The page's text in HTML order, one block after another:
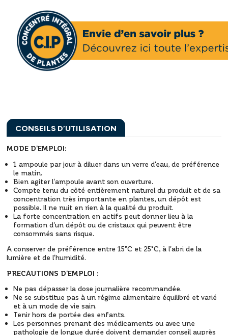
CONSEILS D’UTILISATION
MODE D'EMPLOI:
1 ampoule par jour à diluer dans un verre d'eau, de préférence
le matin.
Bien agiter l'ampoule avant son ouverture.
Compte tenu du côté entièrement naturel du produit et de sa
concentration très importante en plantes, un dépôt est
possible. Il ne nuit en rien à la qualité du produit.
La forte concentration en actifs peut donner lieu à la
formation d'un dépôt ou de cristaux qui peuvent être
consommés sans risque.
A conserver de préférence entre 15°C et 25°C, à l'abri de la
lumière et de l'humidité.
PRECAUTIONS D'EMPLOI :
Ne pas dépasser la dose journalière recommandée.
Ne se substitue pas à un régime alimentaire équilibré et varié
et à un mode de vie sain.
Tenir hors de portée des enfants.
Les personnes prenant des médicaments ou avec une
pathologie de longue durée doivent demander conseil auprès